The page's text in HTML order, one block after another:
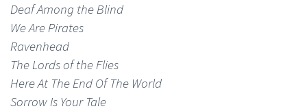
Deaf Among the Blind
We Are Pirates
Ravenhead
The Lords of the Flies
Here At The End Of The World
Sorrow Is Your Tale